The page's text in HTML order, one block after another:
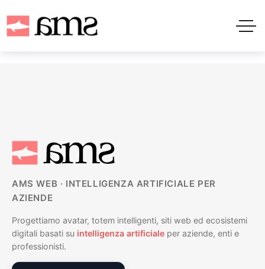
AMS WEB · INTELLIGENZA ARTIFICIALE PER
AZIENDE
Progettiamo avatar, totem intelligenti, siti web ed ecosistemi
digitali basati su intelligenza artificiale per aziende, enti e
professionisti.